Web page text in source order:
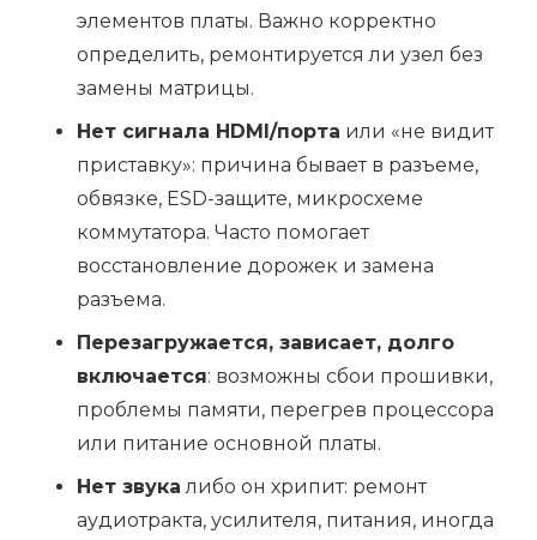
элементов платы. Важно корректно
определить, ремонтируется ли узел без
замены матрицы.
Нет сигнала HDMI/порта или «не видит
приставку»: причина бывает в разъеме,
обвязке, ESD-защите, микросхеме
коммутатора. Часто помогает
восстановление дорожек и замена
разъема.
Перезагружается, зависает, долго
включается: возможны сбои прошивки,
проблемы памяти, перегрев процессора
или питание основной платы.
Нет звука либо он хрипит: ремонт
аудиотракта, усилителя, питания, иногда